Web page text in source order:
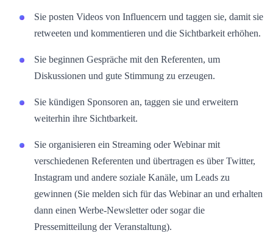
Sie posten Videos von Influencern und taggen sie, damit sie
retweeten und kommentieren und die Sichtbarkeit erhöhen.
Sie beginnen Gespräche mit den Referenten, um
Diskussionen und gute Stimmung zu erzeugen.
Sie kündigen Sponsoren an, taggen sie und erweitern
weiterhin ihre Sichtbarkeit.
Sie organisieren ein Streaming oder Webinar mit
verschiedenen Referenten und übertragen es über Twitter,
Instagram und andere soziale Kanäle, um Leads zu
gewinnen (Sie melden sich für das Webinar an und erhalten
dann einen Werbe-Newsletter oder sogar die
Pressemitteilung der Veranstaltung).